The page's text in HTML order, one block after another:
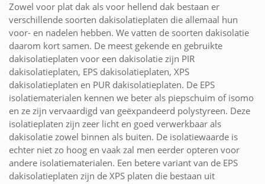
Zowel voor plat dak als voor hellend dak bestaan er
verschillende soorten dakisolatieplaten die allemaal hun
voor- en nadelen hebben. We vatten de soorten dakisolatie
daarom kort samen. De meest gekende en gebruikte
dakisolatieplaten voor een dakisolatie zijn PIR
dakisolatieplaten, EPS dakisolatieplaten, XPS
dakisolatieplaten en PUR dakisolatieplaten. De EPS
isolatiematerialen kennen we beter als piepschuim of isomo
en ze zijn vervaardigd van geëxpandeerd polystyreen. Deze
isolatieplaten zijn zeer licht en goed verwerkbaar als
dakisolatie zowel binnen als buiten. De isolatiewaarde is
echter niet zo hoog en vaak zal men eerder opteren voor
andere isolatiematerialen. Een betere variant van de EPS
dakisolatieplaten zijn de XPS platen die bestaan uit